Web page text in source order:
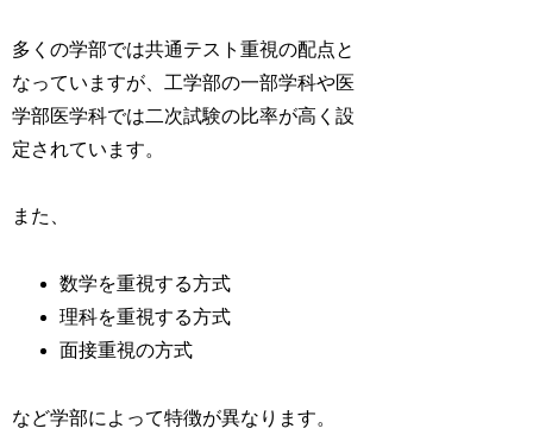
多くの学部では共通テスト重視の配点と
なっていますが、工学部の一部学科や医
学部医学科では二次試験の比率が高く設
定されています。
また、
数学を重視する方式
理科を重視する方式
面接重視の方式
など学部によって特徴が異なります。